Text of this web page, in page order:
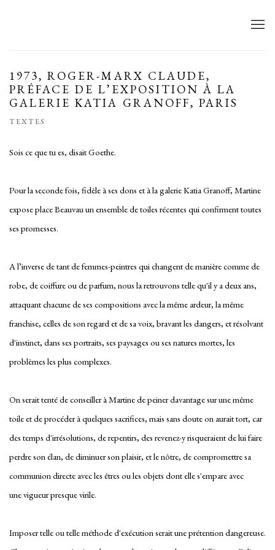
1973, ROGER-MARX CLAUDE,
PRÉFACE DE L’EXPOSITION À LA
GALERIE KATIA GRANOFF, PARIS
TEXTES
Sois ce que tu es, disait Goethe.
Pour la seconde fois, fidèle à ses dons et à la galerie Katia Granoff, Martine
expose place Beauvau un ensemble de toiles récentes qui confirment toutes
ses promesses.
A l’inverse de tant de femmes-peintres qui changent de manière comme de
robe, de coiffure ou de parfum, nous la retrouvons telle qu'il y a deux ans,
attaquant chacune de ses compositions avec la même ardeur, la même
franchise, celles de son regard et de sa voix, bravant les dangers, et résolvant
d'instinct, dans ses portraits, ses paysages ou ses natures mortes, les
problèmes les plus complexes.
On serait tenté de conseiller à Martine de peiner davantage sur une même
toile et de procéder à quelques sacrifices, mais sans doute on aurait tort, car
des temps d'irrésolutions, de repentirs, des revenez-y risqueraient de lui faire
perdre son élan, de diminuer son plaisir, et le nôtre, de compromettre sa
communion directe avec les êtres ou les objets dont elle s'empare avec
une vigueur presque virile.
Imposer telle ou telle méthode d'exécution serait une prétention dangereuse.